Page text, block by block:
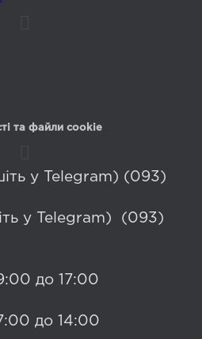
та файли cookie
у Telegram) (093)
у Telegram) (093)
до 17:00
до 14:00